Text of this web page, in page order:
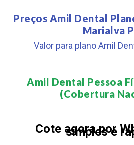
Preços Amil Dental
Marialva
Valor para plano Amil
Amil Dental Pessoa
(Cobertura
Cote agora por
simples e